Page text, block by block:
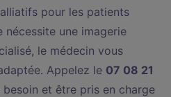
pour les patients
une imagerie
le médecin vous
Appelez le 07 08 21
et être pris en charge